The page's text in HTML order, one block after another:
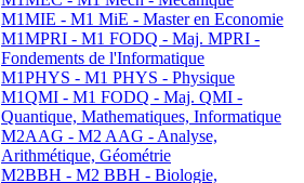
M1MIE - M1 MiE - Master en Economie
M1MPRI - M1 FODQ - Maj. MPRI -
Fondements de l'Informatique
M1PHYS - M1 PHYS - Physique
M1QMI - M1 FODQ - Maj. QMI -
Quantique, Mathematiques, Informatique
M2AAG - M2 AAG - Analyse,
Arithmétique, Géométrie
M2BBH - M2 BBH - Biologie,